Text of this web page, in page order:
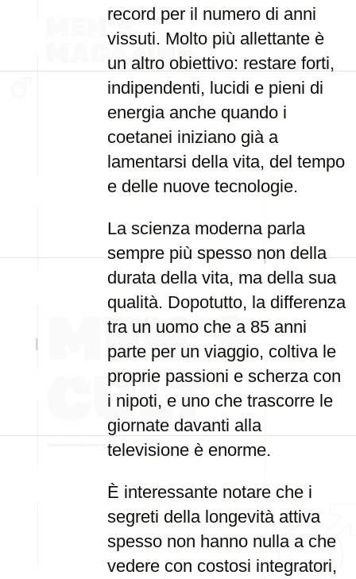
record per il numero di anni
vissuti. Molto più allettante è
un altro obiettivo: restare forti,
indipendenti, lucidi e pieni di
energia anche quando i
coetanei iniziano già a
lamentarsi della vita, del tempo
e delle nuove tecnologie.
La scienza moderna parla
sempre più spesso non della
durata della vita, ma della sua
qualità. Dopotutto, la differenza
tra un uomo che a 85 anni
parte per un viaggio, coltiva le
proprie passioni e scherza con
i nipoti, e uno che trascorre le
giornate davanti alla
televisione è enorme.
È interessante notare che i
segreti della longevità attiva
spesso non hanno nulla a che
vedere con costosi integratori,